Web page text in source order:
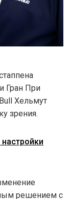
Гран При
Хельмут
зрения.
решением с